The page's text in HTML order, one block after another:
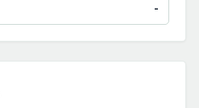
-